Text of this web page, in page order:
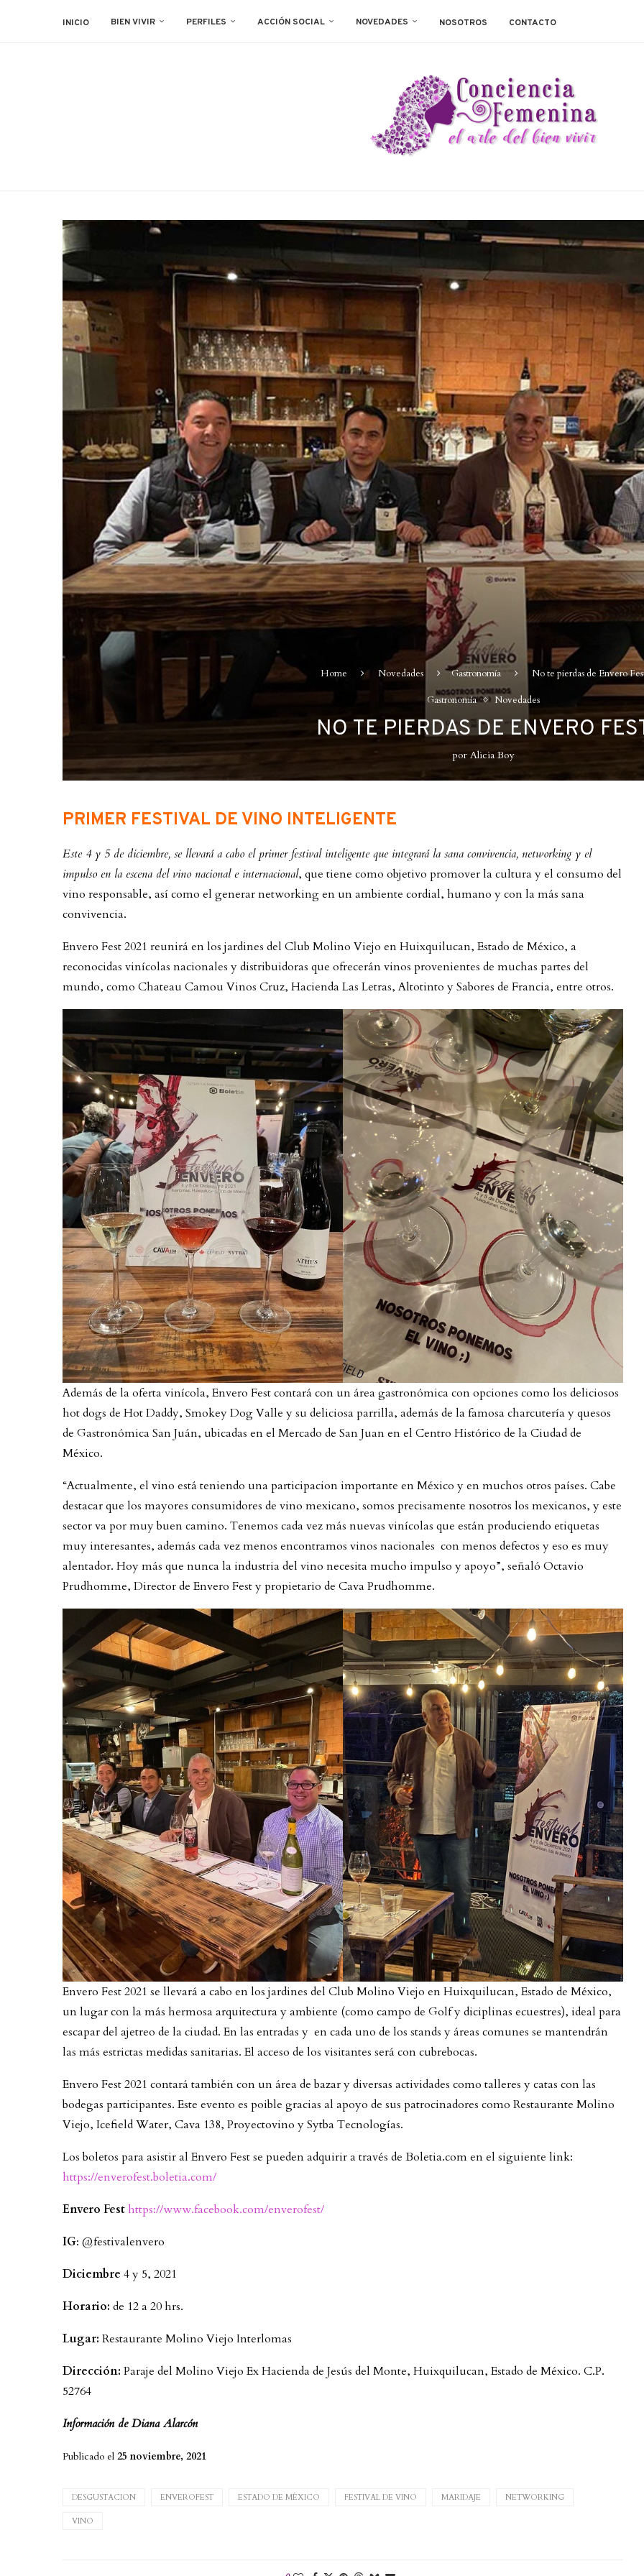
INICIO BIEN VIVIR PERFILES ACCIÓN SOCIAL NOVEDADES NOSOTROS CONTACTO
Home Novedades Gastronomía No te pierdas de Envero
Gastronomía Novedades
NO TE PIERDAS DE ENVERO
por Alicia Boy
PRIMER FESTIVAL DE VINO INTELIGENTE
Este 4 y 5 de diciembre, se llevará a cabo el primer festival inteligente que integrará la sana convivencia, networking y el
impulso en la escena del vino nacional e internacional, que tiene como objetivo promover la cultura y el consumo del
vino responsable, así como el generar networking en un ambiente cordial, humano y con la más sana
convivencia.
Envero Fest 2021 reunirá en los jardines del Club Molino Viejo en Huixquilucan, Estado de México, a
reconocidas vinícolas nacionales y distribuidoras que ofrecerán vinos provenientes de muchas partes del
mundo, como Chateau Camou Vinos Cruz, Hacienda Las Letras, Altotinto y Sabores de Francia, entre otros.
Además de la oferta vinícola, Envero Fest contará con un área gastronómica con opciones como los deliciosos
hot dogs de Hot Daddy, Smokey Dog Valle y su deliciosa parrilla, además de la famosa charcutería y quesos
de Gastronómica San Juán, ubicadas en el Mercado de San Juan en el Centro Histórico de la Ciudad de
México.
“Actualmente, el vino está teniendo una participacion importante en México y en muchos otros países. Cabe
destacar que los mayores consumidores de vino mexicano, somos precisamente nosotros los mexicanos, y este
sector va por muy buen camino. Tenemos cada vez más nuevas vinícolas que están produciendo etiquetas
muy interesantes, además cada vez menos encontramos vinos nacionales con menos defectos y eso es muy
alentador. Hoy más que nunca la industria del vino necesita mucho impulso y apoyo”, señaló Octavio
Prudhomme, Director de Envero Fest y propietario de Cava Prudhomme.
Envero Fest 2021 se llevará a cabo en los jardines del Club Molino Viejo en Huixquilucan, Estado de México,
un lugar con la más hermosa arquitectura y ambiente (como campo de Golf y diciplinas ecuestres), ideal para
escapar del ajetreo de la ciudad. En las entradas y en cada uno de los stands y áreas comunes se mantendrán
las más estrictas medidas sanitarias. El acceso de los visitantes será con cubrebocas.
Envero Fest 2021 contará también con un área de bazar y diversas actividades como talleres y catas con las
bodegas participantes. Este evento es poible gracias al apoyo de sus patrocinadores como Restaurante Molino
Viejo, Icefield Water, Cava 138, Proyectovino y Sytba Tecnologías.
Los boletos para asistir al Envero Fest se pueden adquirir a través de Boletia.com en el siguiente link:
https://enverofest.boletia.com/
Envero Festhttps://www.facebook.com/enverofest/
IG: @festivalenvero
Diciembre 4 y 5, 2021
Horario: de 12 a 20 hrs.
Lugar: Restaurante Molino Viejo Interlomas
Dirección: Paraje del Molino Viejo Ex Hacienda de Jesús del Monte, Huixquilucan, Estado de México. C.P.
52764
Información de Diana Alarcón
Publicado el 25 noviembre, 2021
DESGUSTACION ENVEROFEST ESTADO DE MÉXICO FESTIVAL DE VINO MARIDAJE NETWORKING
VINO